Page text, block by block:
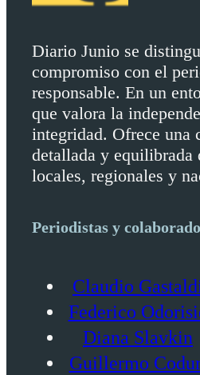
Diario Junio se
compromiso con el
responsable. En un
que valora la
integridad. Ofrece una
detallada y equilibrada
locales, regionales y
Periodistas y
Claudio
Federico
Diana Slavkin
Guillermo